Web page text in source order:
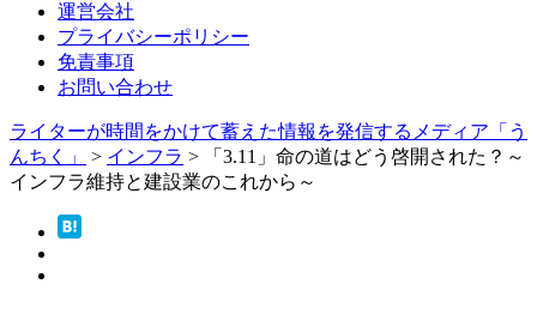
運営会社
プライバシーポリシー
免責事項
お問い合わせ
ライターが時間をかけて蓄えた情報を発信するメディア「う
んちく」
> インフラ >
「3.11」命の道はどう啓開された？～
インフラ維持と建設業のこれから～